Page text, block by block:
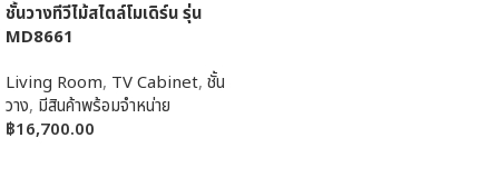
ชั้นวางทีวีไม้สไตล์โมเดิร์น รุ่น
MD8661
Living Room, TV Cabinet, ชั้น
วาง, มีสินค้าพร้อมจำหน่าย
฿16,700.00